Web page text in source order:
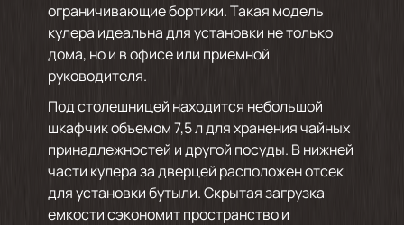
ограничивающие бортики. Такая модель
кулера идеальна для установки не только
дома, но и в офисе или приемной
руководителя.
Под столешницей находится небольшой
шкафчик объемом 7,5 л для хранения чайных
принадлежностей и другой посуды. В нижней
части кулера за дверцей расположен отсек
для установки бутыли. Скрытая загрузка
емкости сэкономит пространство и